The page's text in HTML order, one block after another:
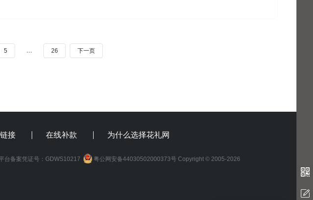
5 … 26 下一页
接 在线补款 为什么选择花礼网
台备案凭证号：GDWS10217
粤公网安备44030502000373号 Copyright © 2005-2026